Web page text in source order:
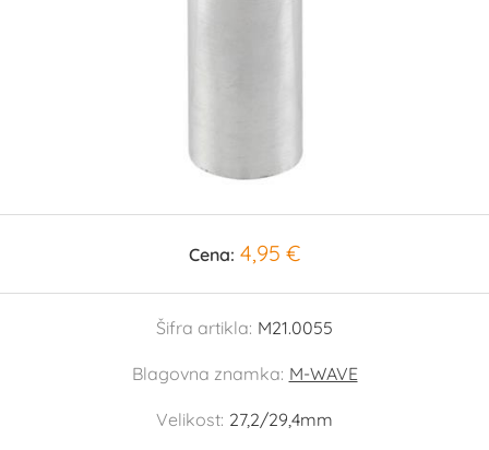
Cena: 4,95 €
Šifra artikla: M21.0055
Blagovna znamka: M-WAVE
Velikost: 27,2/29,4mm